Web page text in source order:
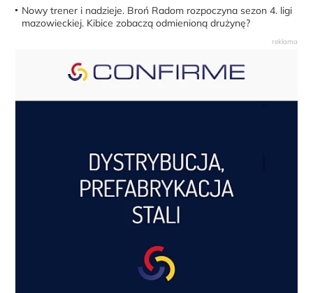
Nowy trener i nadzieje. Broń Radom rozpoczyna sezon 4. ligi
mazowieckiej. Kibice zobaczą odmienioną drużynę?